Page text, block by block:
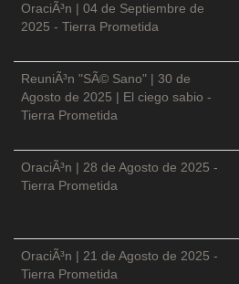
OraciÃ³n | 04 de Septiembre de
2025 - Tierra Prometida
ReuniÃ³n "SÃ© Sano" | 30 de
Agosto de 2025 | El ciego sabio -
Tierra Prometida
OraciÃ³n | 28 de Agosto de 2025 -
Tierra Prometida
OraciÃ³n | 21 de Agosto de 2025 -
Tierra Prometida